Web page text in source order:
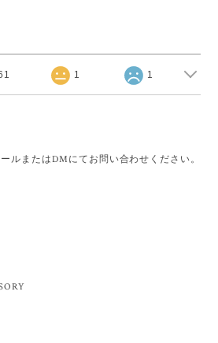
1 1
ルまたはDMにてお問い合わせください。